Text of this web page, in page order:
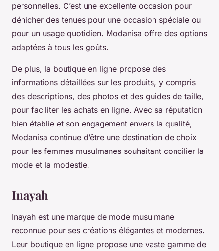
personnelles. C’est une excellente occasion pour
dénicher des tenues pour une occasion spéciale ou
pour un usage quotidien. Modanisa offre des options
adaptées à tous les goûts.
De plus, la boutique en ligne propose des
informations détaillées sur les produits, y compris
des descriptions, des photos et des guides de taille,
pour faciliter les achats en ligne. Avec sa réputation
bien établie et son engagement envers la qualité,
Modanisa continue d’être une destination de choix
pour les femmes musulmanes souhaitant concilier la
mode et la modestie.
Inayah
Inayah est une marque de mode musulmane
reconnue pour ses créations élégantes et modernes.
Leur boutique en ligne propose une vaste gamme de